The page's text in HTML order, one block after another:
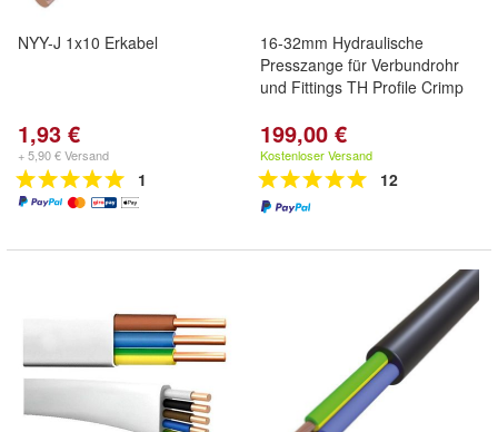
NYY-J 1x10 Erkabel
1,93 €
+ 5,90 € Versand
1
16-32mm Hydraulische
Presszange für Verbundrohr
und Fittings TH Profile Crimp
199,00 €
Kostenloser Versand
12